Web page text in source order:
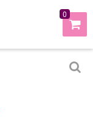
0